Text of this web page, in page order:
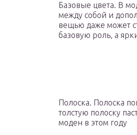
Базовые цвета. В
между собой и
вещью даже может
базовую роль, а
Полоска. Полоска
толстую полоску
моден в этом году